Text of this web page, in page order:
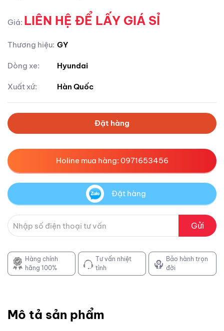
Giá: LIÊN HỆ ĐỂ LẤY GIÁ SỈ
Thương hiệu: GY
Dòng xe: Hyundai
Xuất xứ: Hàn Quốc
Đặt hàng
Holine mua hàng: 0971653456
Đặt hàng
Gửi
Hàng chính
hãng 100%
Tư vấn nhiệt
tình
Bảo hành trọn
đời
Mô tả sản phẩm